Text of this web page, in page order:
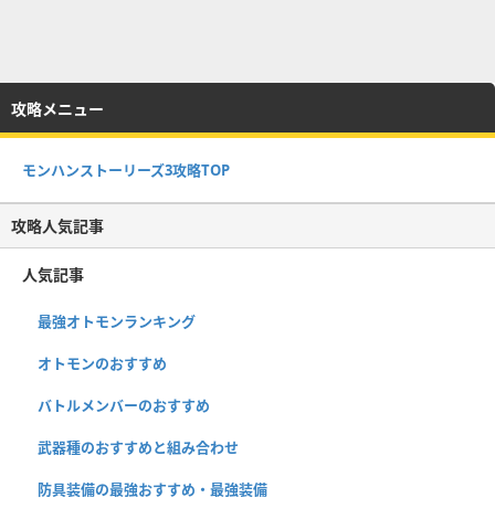
攻略メニュー
モンハンストーリーズ3攻略TOP
攻略人気記事
人気記事
最強オトモンランキング
オトモンのおすすめ
バトルメンバーのおすすめ
武器種のおすすめと組み合わせ
防具装備の最強おすすめ・最強装備